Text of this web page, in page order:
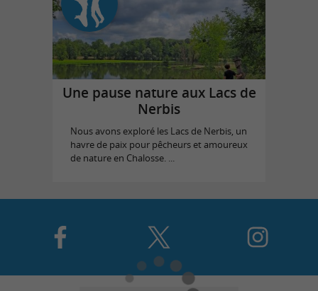
Une pause nature aux Lacs de
Nerbis
Nous avons exploré les Lacs de Nerbis, un
havre de paix pour pêcheurs et amoureux
de nature en Chalosse. ...